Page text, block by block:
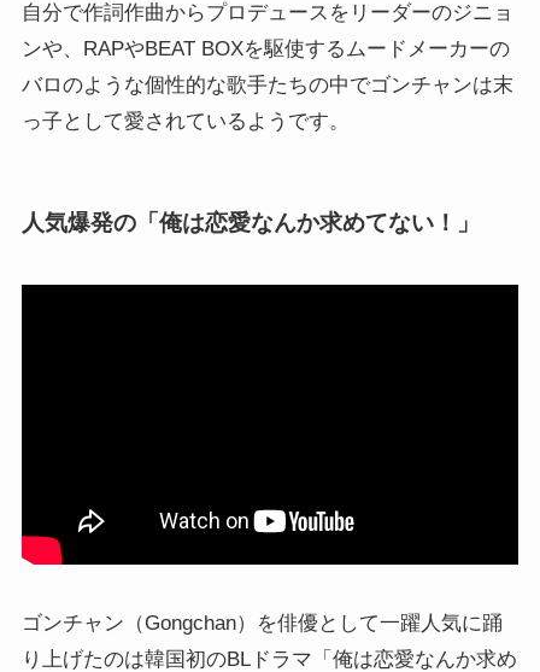
自分で作詞作曲からプロデュースをリーダーのジニョ
ンや、RAPやBEAT BOXを駆使するムードメーカーの
バロのような個性的な歌手たちの中でゴンチャンは末
っ子として愛されているようです。
人気爆発の「俺は恋愛なんか求めてない！」
ゴンチャン（Gongchan）を俳優として一躍人気に踊
り上げたのは韓国初のBLドラマ「俺は恋愛なんか求め